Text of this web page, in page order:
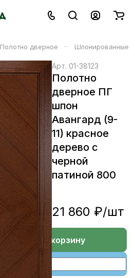
Полотно дверное – Шпонированные
Арт. 01-38123
Полотно
дверное ПГ
шпон
Авангард (9-
11) красное
дерево с
черной
патиной 800
21 860 ₽/шт
В корзину